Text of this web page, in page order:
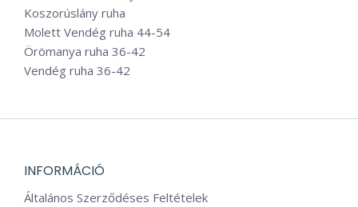
Koszorúslány ruha
Molett Vendég ruha 44-54
Örömanya ruha 36-42
Vendég ruha 36-42
INFORMÁCIÓ
Általános Szerződéses Feltételek